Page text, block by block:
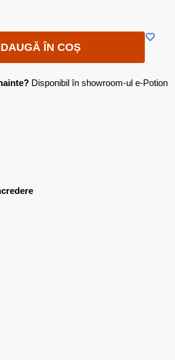
ÎN COȘ
Disponibil în showroom-ul e-Potion